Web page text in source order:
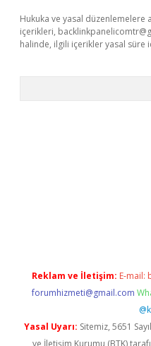
Hukuka ve yasal düzenlemelere
içerikleri,
halinde, ilgili içerikler yasal süre
Reklam ve İletişim: E-mail:
forumhizmeti@gmail.com
Yasal Uyarı: Sitemiz, 5651
ve İletişim Kurumu (BTK)